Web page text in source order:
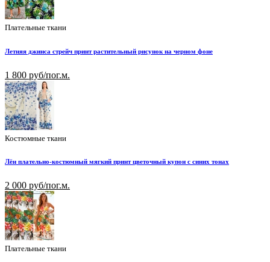
Плательные ткани
Летняя джинса стрейч принт растительный рисунок на черном фоне
1 800 руб/пог.м.
Костюмные ткани
Лён плательно-костюмный мягкий принт цветочный купон с синих тонах
2 000 руб/пог.м.
Плательные ткани